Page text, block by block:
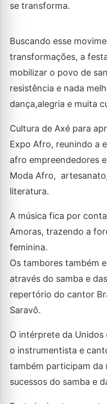
se transforma.
Buscando esse
transformações, a
mobilizar o povo de
resistência e nada
dança,alegria e muita
Cultura de Axé para
Expo Afro, reunindo a
afro empreendedores
Moda Afro,
literatura.
A música fica por
Amoras, trazendo a
feminina.
Os tambores também
através do samba e
repertório do cantor
Saravô.
O intérprete da Unidos
o instrumentista e
também participam da
sucessos do samba e